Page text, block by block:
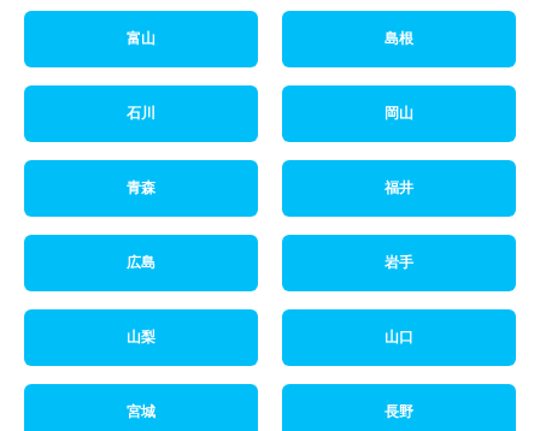
富山 島根
石川 岡山
青森 福井
広島 岩手
山梨 山口
宮城 長野